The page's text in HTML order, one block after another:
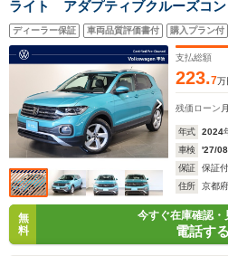
ライト アダプティブクルーズコ
ンサー 後方死角検知機能付 オー
ミホイール Discover Proパッケ
ディーラー保証 車両品質評価書付 購入プラン付
支払総額
223.7万
残価ローン
年式 2024
車検
'27/08
保証
保証付
住所
京都
無
料
今すぐ在庫確認・
電話する